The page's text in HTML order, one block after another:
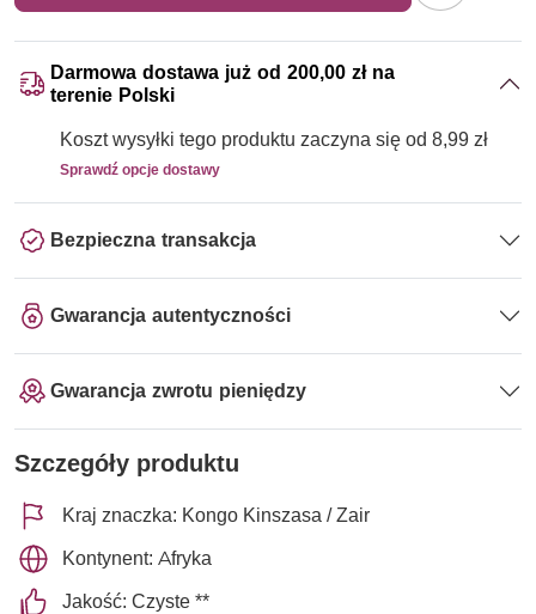
Darmowa dostawa już od 200,00 zł na
terenie Polski
Koszt wysyłki tego produktu zaczyna się od 8,99 zł
Sprawdź opcje dostawy
Bezpieczna transakcja
Gwarancja autentyczności
Gwarancja zwrotu pieniędzy
Szczegóły produktu
Kraj znaczka: Kongo Kinszasa / Zair
Kontynent: Afryka
Jakość: Czyste **